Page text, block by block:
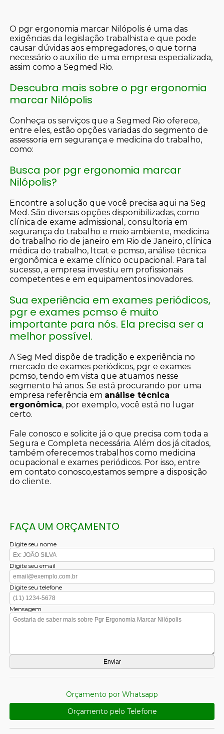
O pgr ergonomia marcar Nilópolis é uma das
exigências da legislação trabalhista e que pode
causar dúvidas aos empregadores, o que torna
necessário o auxílio de uma empresa especializada,
assim como a Segmed Rio.
Descubra mais sobre o pgr ergonomia
marcar Nilópolis
Conheça os serviços que a Segmed Rio oferece,
entre eles, estão opções variadas do segmento de
assessoria em segurança e medicina do trabalho,
como:
Busca por pgr ergonomia marcar
Nilópolis?
Encontre a solução que você precisa aqui na Seg
Med. São diversas opções disponibilizadas, como
clínica de exame admissional, consultoria em
segurança do trabalho e meio ambiente, medicina
do trabalho rio de janeiro em Rio de Janeiro, clínica
médica do trabalho, ltcat e pcmso, análise técnica
ergonômica e exame clínico ocupacional. Para tal
sucesso, a empresa investiu em profissionais
competentes e em equipamentos inovadores.
Sua experiência em exames periódicos,
pgr e exames pcmso é muito
importante para nós. Ela precisa ser a
melhor possível.
A Seg Med dispõe de tradição e experiência no
mercado de exames periódicos, pgr e exames
pcmso, tendo em vista que atuamos nesse
segmento há anos. Se está procurando por uma
empresa referência em análise técnica
ergonômica, por exemplo, você está no lugar
certo.
Fale conosco e solicite já o que precisa com toda a
Segura e Completa necessária. Além dos já citados,
também oferecemos trabalhos como medicina
ocupacional e exames periódicos. Por isso, entre
em contato conosco,estamos sempre a disposição
do cliente.
FAÇA UM ORÇAMENTO
Digite seu nome
Digite seu email
Digite seu telefone
Mensagem
Orçamento por Whatsapp
Orçamento pelo Telefone